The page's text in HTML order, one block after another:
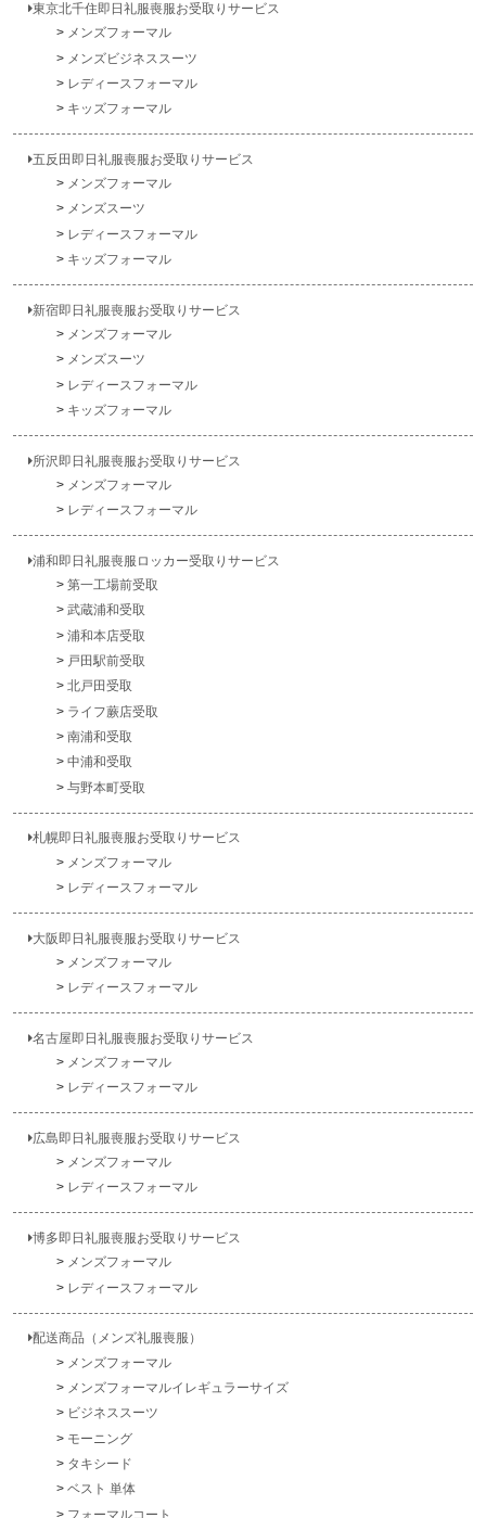
東京北千住即日礼服喪服お受取りサービス
メンズフォーマル
メンズビジネススーツ
レディースフォーマル
キッズフォーマル
五反田即日礼服喪服お受取りサービス
メンズフォーマル
メンズスーツ
レディースフォーマル
キッズフォーマル
新宿即日礼服喪服お受取りサービス
メンズフォーマル
メンズスーツ
レディースフォーマル
キッズフォーマル
所沢即日礼服喪服お受取りサービス
メンズフォーマル
レディースフォーマル
浦和即日礼服喪服ロッカー受取りサービス
第一工場前受取
武蔵浦和受取
浦和本店受取
戸田駅前受取
北戸田受取
ライフ蕨店受取
南浦和受取
中浦和受取
与野本町受取
札幌即日礼服喪服お受取りサービス
メンズフォーマル
レディースフォーマル
大阪即日礼服喪服お受取りサービス
メンズフォーマル
レディースフォーマル
名古屋即日礼服喪服お受取りサービス
メンズフォーマル
レディースフォーマル
広島即日礼服喪服お受取りサービス
メンズフォーマル
レディースフォーマル
博多即日礼服喪服お受取りサービス
メンズフォーマル
レディースフォーマル
配送商品（メンズ礼服喪服）
メンズフォーマル
メンズフォーマルイレギュラーサイズ
ビジネススーツ
モーニング
タキシード
ベスト 単体
フォーマルコート